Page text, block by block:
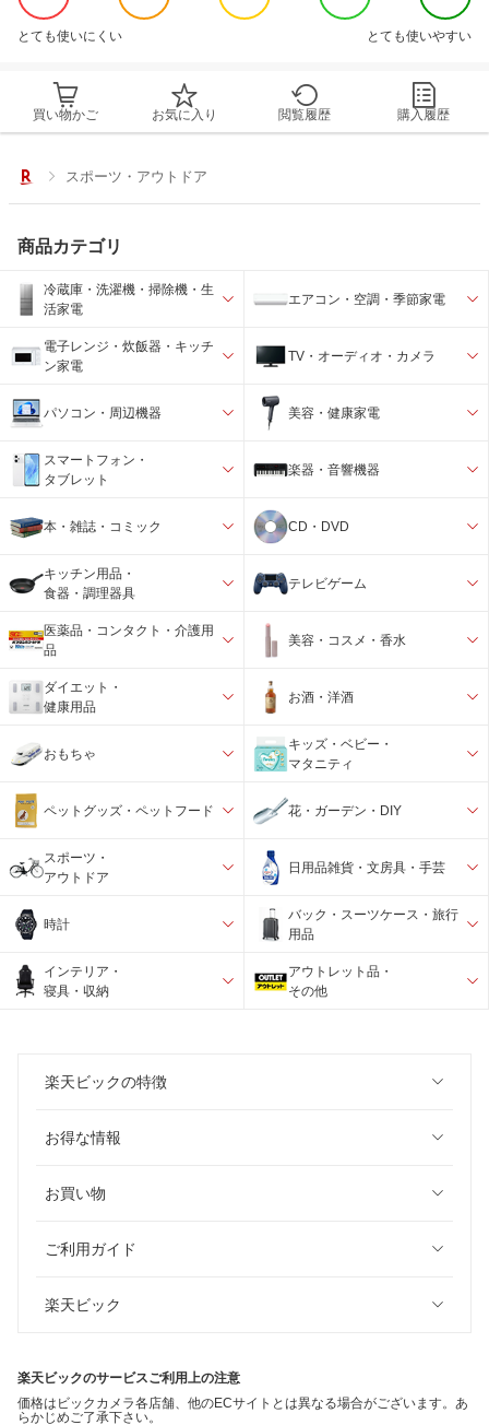
とても使いにくい とても使いやすい
買い物かご お気に入り 閲覧履歴 購入履歴
スポーツ・アウトドア
商品カテゴリ
冷蔵庫・洗濯機・掃除機・生
活家電
エアコン・空調・季節家電
電子レンジ・炊飯器・キッチ
ン家電
TV・オーディオ・カメラ
パソコン・周辺機器 美容・健康家電
スマートフォン・
タブレット
楽器・音響機器
本・雑誌・コミック CD・DVD
キッチン用品・
食器・調理器具
テレビゲーム
医薬品・コンタクト・介護用
品
美容・コスメ・香水
ダイエット・
健康用品
お酒・洋酒
おもちゃ
キッズ・ベビー・
マタニティ
ペットグッズ・ペットフード 花・ガーデン・DIY
スポーツ・
アウトドア
日用品雑貨・文房具・手芸
時計
バック・スーツケース・旅行
用品
インテリア・
寝具・収納
アウトレット品・
その他
楽天ビックの特徴
お得な情報
お買い物
ご利用ガイド
楽天ビック
楽天ビックのサービスご利用上の注意
価格はビックカメラ各店舗、他のECサイトとは異なる場合がございます。あ
らかじめご了承下さい。